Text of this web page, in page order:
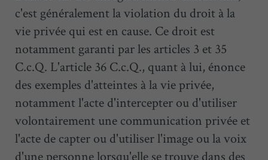
c'est généralement la violation du droit à la
vie privée qui est en cause. Ce droit est
notamment garanti par les articles 3 et 35
C.c.Q. L'article 36 C.c.Q., quant à lui, énonce
des exemples d'atteintes à la vie privée,
notamment l'acte d'intercepter ou d'utiliser
volontairement une communication privée et
l'acte de capter ou d'utiliser l'image ou la voix
d'une personne lorsqu'elle se trouve dans des